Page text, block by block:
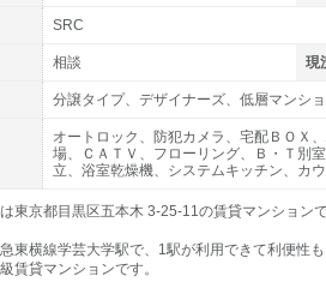
SRC
相談 現
分譲タイプ、デザイナーズ、低層マンシ
オートロック、防犯カメラ、宅配ＢＯＸ
場、ＣＡＴＶ、フローリング、Ｂ・Ｔ別
立、浴室乾燥機、システムキッチン、カ
東京都目黒区五本木 3-25-11の賃貸マンションで
東横線学芸大学駅で、1駅が利用できて利便性も
賃貸マンションです。